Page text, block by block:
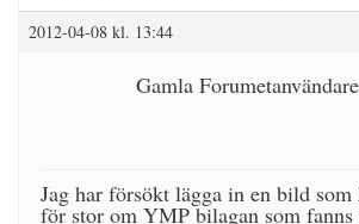
2012-04-08 kl. 13:44
Gamla Forumetanvändare
Jag har försökt lägga in en bild
för stor om YMP bilagan som